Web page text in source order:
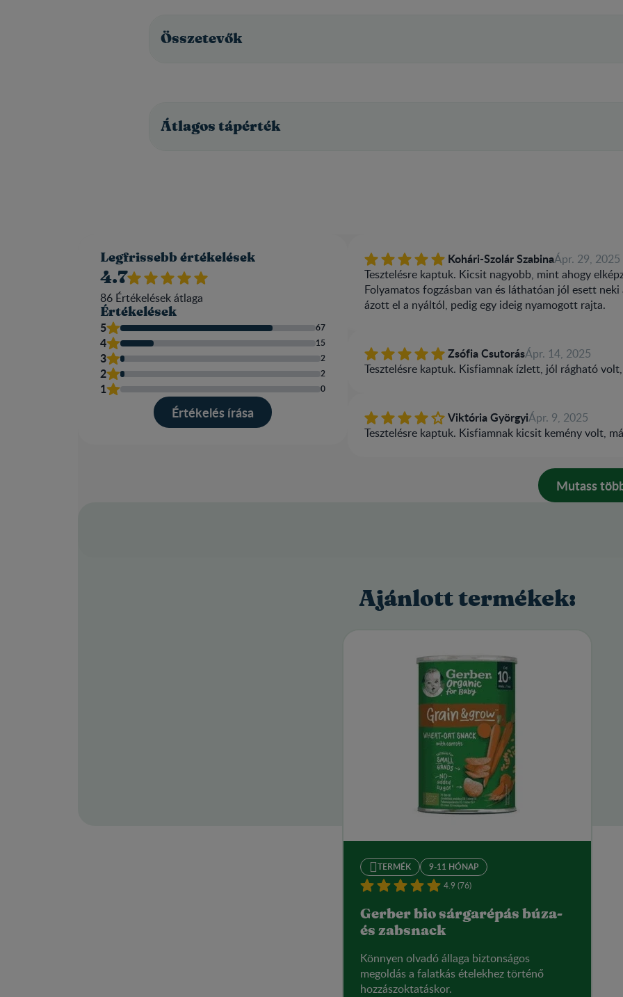
Összetevők
Átlagos tápérték
Legfrissebb értékelések
4.7
86 Értékelések átlaga​
Értékelések
5 67
4 15
3 2
2 2
1 0
Értékelés írása​
Kohári-Szolár SzabinaÁpr. 29, 2025
Tesztelésre kaptuk. Kicsit nagyobb, mint ahogy
Folyamatos fogzásban van és láthatóan jól esett
ázott el a nyáltól, pedig egy ideig nyamogott rajta.
Zsófia CsutorásÁpr. 14, 2025
Tesztelésre kaptuk. Kisfiamnak ízlett, jól rágható
Viktória GyörgyiÁpr. 9, 2025
Tesztelésre kaptuk. Kisfiamnak kicsit kemény volt,
Mutass
Ajánlott termékek:
TERMÉK 9-11 HÓNAP
4.9 (76)
Gerber bio sárgarépás búza-
és zabsnack
Könnyen olvadó állaga biztonságos
megoldás a falatkás ételekhez történő
hozzászoktatáskor.